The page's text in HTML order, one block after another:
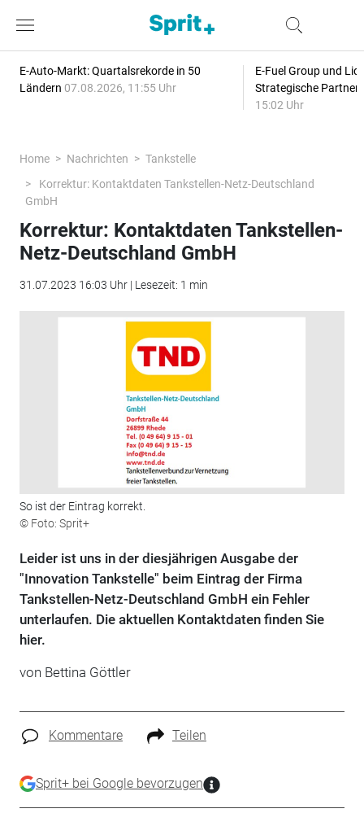
E-Auto-Markt: Quartalsrekorde in 50
Ländern 07.08.2026, 11:55 Uhr
E-Fuel Group und
Strategische
15:02 Uhr
Home Nachrichten
Tankstelle
Korrektur: Kontaktdaten Tankstellen-Netz-Deutschland
GmbH
Korrektur: Kontaktdaten Tankstellen-
Netz-Deutschland GmbH
31.07.2023 16:03 Uhr | Lesezeit: 1 min
So ist der Eintrag korrekt.
© Foto: Sprit+
Leider ist uns in der diesjährigen Ausgabe der
"Innovation Tankstelle" beim Eintrag der Firma
Tankstellen-Netz-Deutschland GmbH ein Fehler
unterlaufen. Die aktuellen Kontaktdaten finden Sie
hier.
von Bettina Göttler
Kommentare Teilen
Sprit+ bei Google bevorzugen